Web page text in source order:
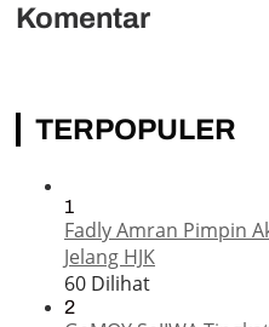
Komentar
TERPOPULER
1
Fadly Amran Pimpin
Jelang HJK
60 Dilihat
2